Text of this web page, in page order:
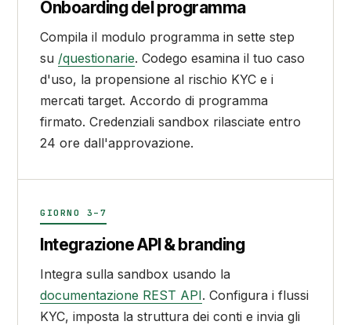
Onboarding del programma
Compila il modulo programma in sette step
su /questionarie. Codego esamina il tuo caso
d'uso, la propensione al rischio KYC e i
mercati target. Accordo di programma
firmato. Credenziali sandbox rilasciate entro
24 ore dall'approvazione.
GIORNO 3–7
Integrazione API & branding
Integra sulla sandbox usando la
documentazione REST API. Configura i flussi
KYC, imposta la struttura dei conti e invia gli